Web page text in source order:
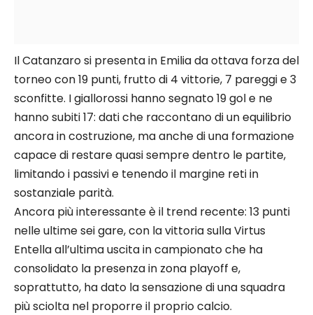
Il Catanzaro si presenta in Emilia da ottava forza del
torneo con 19 punti, frutto di 4 vittorie, 7 pareggi e 3
sconfitte. I giallorossi hanno segnato 19 gol e ne
hanno subiti 17: dati che raccontano di un equilibrio
ancora in costruzione, ma anche di una formazione
capace di restare quasi sempre dentro le partite,
limitando i passivi e tenendo il margine reti in
sostanziale parità.
Ancora più interessante è il trend recente: 13 punti
nelle ultime sei gare, con la vittoria sulla Virtus
Entella all’ultima uscita in campionato che ha
consolidato la presenza in zona playoff e,
soprattutto, ha dato la sensazione di una squadra
più sciolta nel proporre il proprio calcio.